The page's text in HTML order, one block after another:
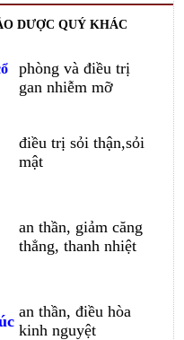
DƯỢC QUÝ KHÁC
phòng và điều trị
gan nhiễm mỡ
điều trị sỏi thận,sỏi
mật
an thần, giảm căng
thẳng, thanh nhiệt
an thần, điều hòa
kinh nguyệt